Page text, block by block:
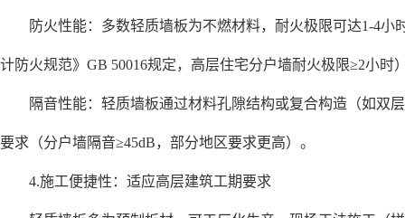
防火性能：多数轻质墙板为不燃材料，耐火极限可达1-4小
计防火规范》GB 50016规定，高层住宅分户墙耐火极限≥2小时
隔音性能：轻质墙板通过材料孔隙结构或复合构造（如双层
要求（分户墙隔音≥45dB，部分地区要求更高）。
4.施工便捷性：适应高层建筑工期要求